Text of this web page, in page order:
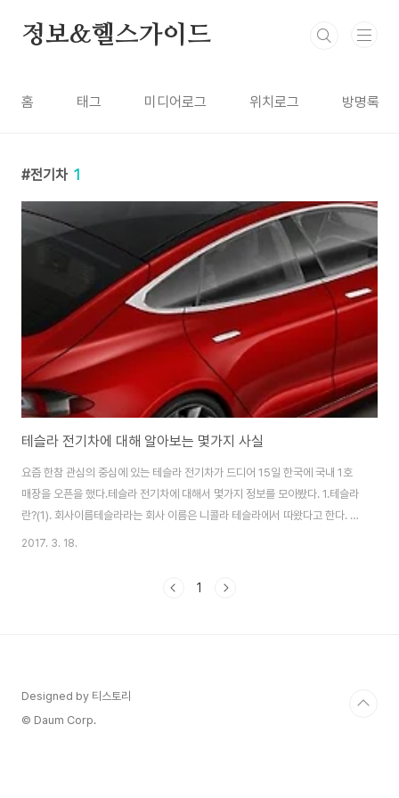
정보&헬스가이드
홈 태그 미디어로그 위치로그 방명록
전기차 1
테슬라 전기차에 대해 알아보는 몇가지 사실
요즘 한참 관심의 중심에 있는 테슬라 전기차가 드디어 15일 한국에 국내 1호
매장을 오픈을 했다.테슬라 전기차에 대해서 몇가지 정보를 모아봤다. 1.테슬라
란?(1). 회사이름테슬라라는 회사 이름은 니콜라 테슬라에서 따왔다고 한다. 니
콜라 테슬라는 크로아티아출신 미국 물리학자 겸 전기공학자이다. 그는 현대
이용해 라디오 신호 송수신 원리도 발견했다.(2)엘론 머스크테슬라 CEO 일론
2017. 3. 18.
1
Designed by 티스토리
© Daum Corp.